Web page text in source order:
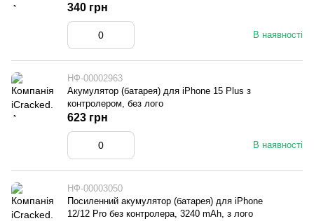
В наявності
340 грн
НФ-00002963
Акумулятор (батарея) для iPhone 15 Plus з
контролером, без лого
В наявності
623 грн
НФ-00003050
Посиленний акумулятор (батарея) для iPhone
12/12 Pro без контролера, 3240 mAh, з лого